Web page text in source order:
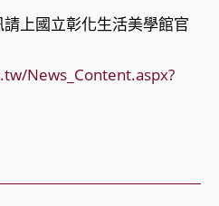
上國立彰化生活美學館官
News_Content.aspx?